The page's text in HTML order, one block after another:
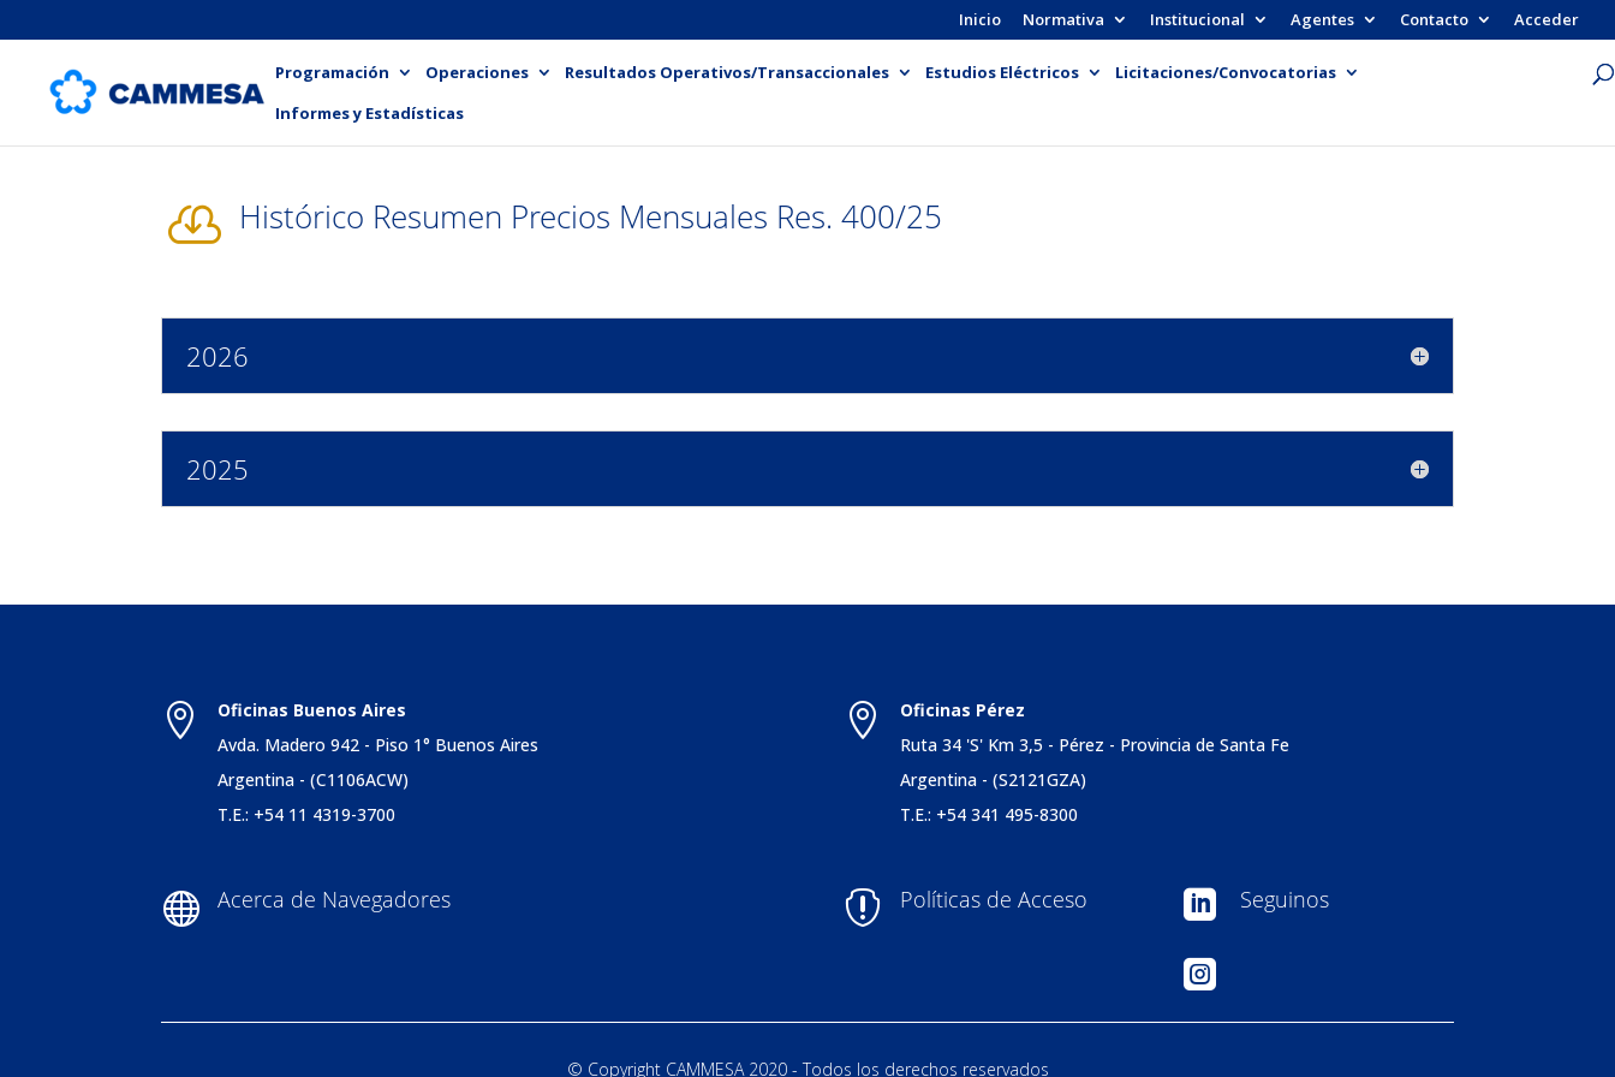
Inicio Normativa Institucional Agentes Contacto Acceder
Programación Operaciones Resultados Operativos/Transaccionales Estudios Eléctricos
Licitaciones/Convocatorias
Informes y Estadísticas
 Histórico Resumen Precios Mensuales Res. 400/25
2026
2025

Oficinas Buenos Aires
Avda. Madero 942 - Piso 1° Buenos Aires
Argentina - (C1106ACW)
T.E.: +54 11 4319-3700

Oficinas Pérez
Ruta 34 'S' Km 3,5 - Pérez - Provincia de Santa Fe
Argentina - (S2121GZA)
T.E.: +54 341 495-8300
 Acerca de Navegadores  Políticas de Acceso  Seguinos

© Copyright CAMMESA 2020 - Todos los derechos reservados